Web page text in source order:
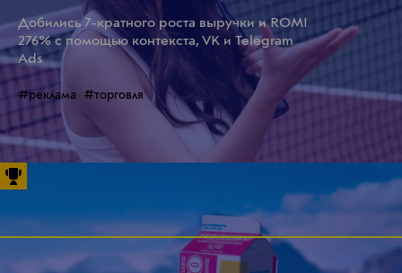
Добились 7-кратного роста выручки и ROMI
276% с помощью контекста, VK и Telegram
Ads
#реклама #торговля